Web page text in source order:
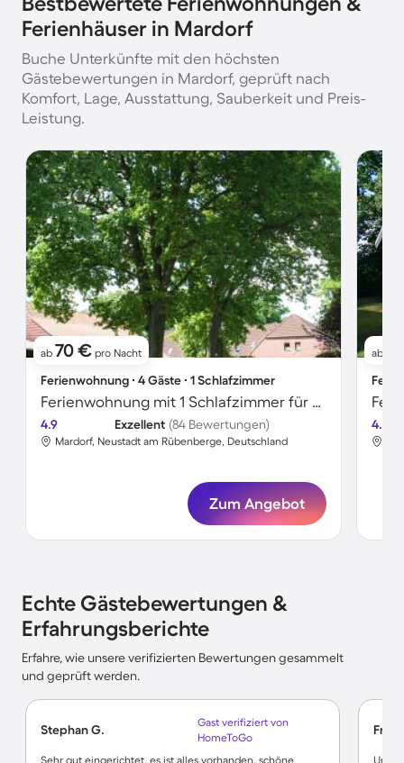
Ferienhäuser in Mardorf
Buche Unterkünfte mit den höchsten
Gästebewertungen in Mardorf, geprüft nach
Komfort, Lage, Ausstattung, Sauberkeit und Preis-
Leistung.
ab 70 € pro Nacht
Ferienwohnung ∙ 4 Gäste ∙ 1 Schlafzimmer
Ferienwohnung mit 1 Schlafzimmer für 4 Personen
4.9 Exzellent (84 Bewertungen)
Mardorf, Neustadt am Rübenberge, Deutschland
Zum Angebot
ab
4.8
Echte Gästebewertungen &
Erfahrungsberichte
Erfahre, wie unsere verifizierten Bewertungen gesammelt
und geprüft werden.
Stephan G.
Gast verifiziert von
HomeToGo
Sehr gut eingerichtet, es ist alles vorhanden, schöne
Fritz